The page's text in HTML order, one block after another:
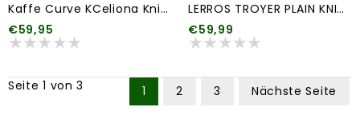
Kaffe Curve KCeliona Knit Pullover
€59,95
LERROS TROYER PLAIN KNIT (meerdere kleuren)
€59,99
Seite 1 von 3 1 2 3 Nächste Seite